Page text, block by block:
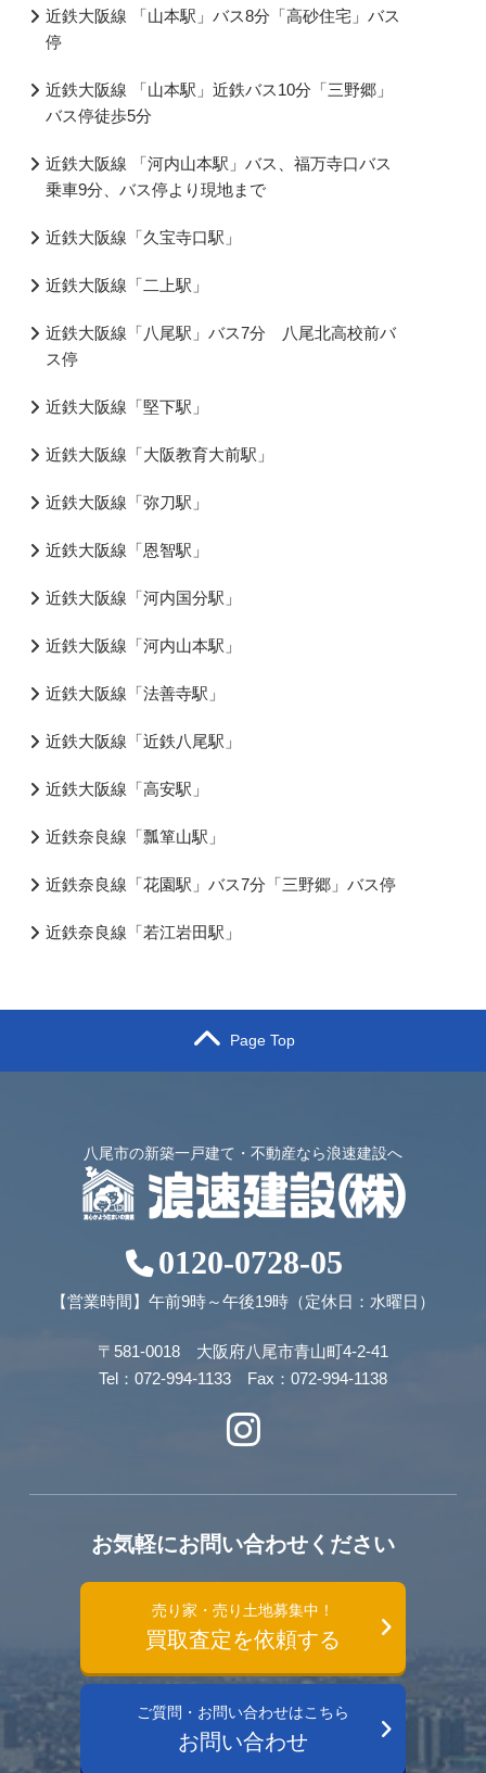
近鉄大阪線 「山本駅」バス8分「高砂住宅」バス
停
近鉄大阪線 「山本駅」近鉄バス10分「三野郷」
バス停徒歩5分
近鉄大阪線 「河内山本駅」バス、福万寺口バス
乗車9分、バス停より現地まで
近鉄大阪線「久宝寺口駅」
近鉄大阪線「二上駅」
近鉄大阪線「八尾駅」バス7分 八尾北高校前バ
ス停
近鉄大阪線「堅下駅」
近鉄大阪線「大阪教育大前駅」
近鉄大阪線「弥刀駅」
近鉄大阪線「恩智駅」
近鉄大阪線「河内国分駅」
近鉄大阪線「河内山本駅」
近鉄大阪線「法善寺駅」
近鉄大阪線「近鉄八尾駅」
近鉄大阪線「高安駅」
近鉄奈良線「瓢箪山駅」
近鉄奈良線「花園駅」バス7分「三野郷」バス停
近鉄奈良線「若江岩田駅」
Page Top
八尾市の新築一戸建て・不動産なら浪速建設へ
0120-0728-05
【営業時間】午前9時～午後19時（定休日：水曜日）
〒581-0018 大阪府八尾市青山町4-2-41
Tel：072-994-1133 Fax：072-994-1138
お気軽にお問い合わせください
売り家・売り土地募集中！
買取査定を依頼する
ご質問・お問い合わせはこちら
お問い合わせ